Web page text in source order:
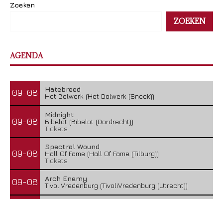
Zoeken
ZOEKEN
AGENDA
09-08
Hatebreed
Het Bolwerk (Het Bolwerk (Sneek))
09-08
Midnight
Bibelot (Bibelot (Dordrecht))
Tickets
09-08
Spectral Wound
Hall Of Fame (Hall Of Fame (Tilburg))
Tickets
09-08
Arch Enemy
TivoliVredenburg (TivoliVredenburg (Utrecht))